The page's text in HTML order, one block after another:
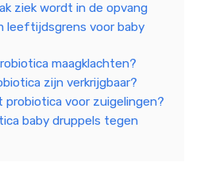
ziek wordt in de opvang
leeftijdsgrens voor baby
maagklachten?
zijn verkrijgbaar?
probiotica voor zuigelingen?
baby druppels tegen